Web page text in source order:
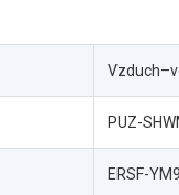
PUZ-
ERSF-